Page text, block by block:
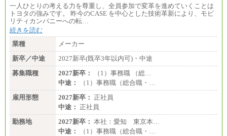
一人ひとりの考える力を尊重し、全員参加で変革を進めていくことは
トヨタの強みです。 昨今のCASE を中心とした技術革新により、モビ
リティカンパニーへの転…
続きを読む
業種
メーカー
新卒／中途
2027新卒(既卒3年以内可)・中途
募集職種
2027新卒：
（1）事務職 （総…
中途：
（1）事務職（総合職・…
雇用形態
2027新卒： 正社員
中途： 正社員
勤務地
2027新卒： 本社：愛知 東京本…
中途：
（1）事務職（総合職・…